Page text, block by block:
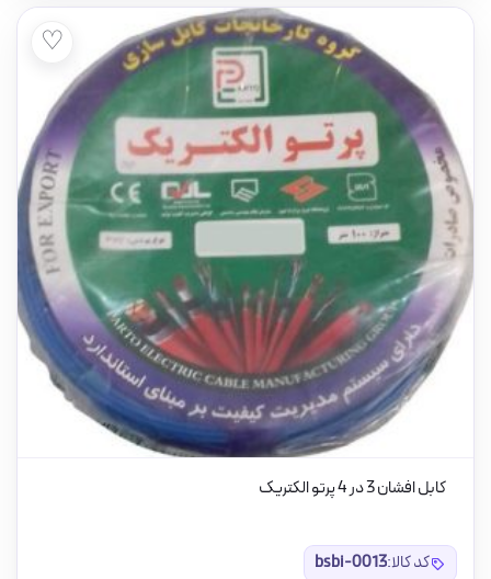
♡
کابل افشان 3 در 4 پرتو الکتریک
کد کالا:bsbi-0013